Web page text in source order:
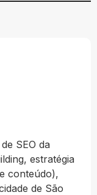
SEO da
estratégia
conteúdo),
de São